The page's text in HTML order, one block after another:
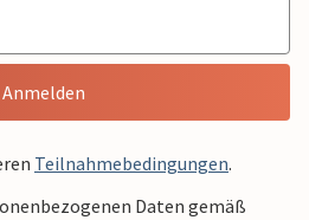
Anmelden
Teilnahmebedingungen.
Daten gemäß